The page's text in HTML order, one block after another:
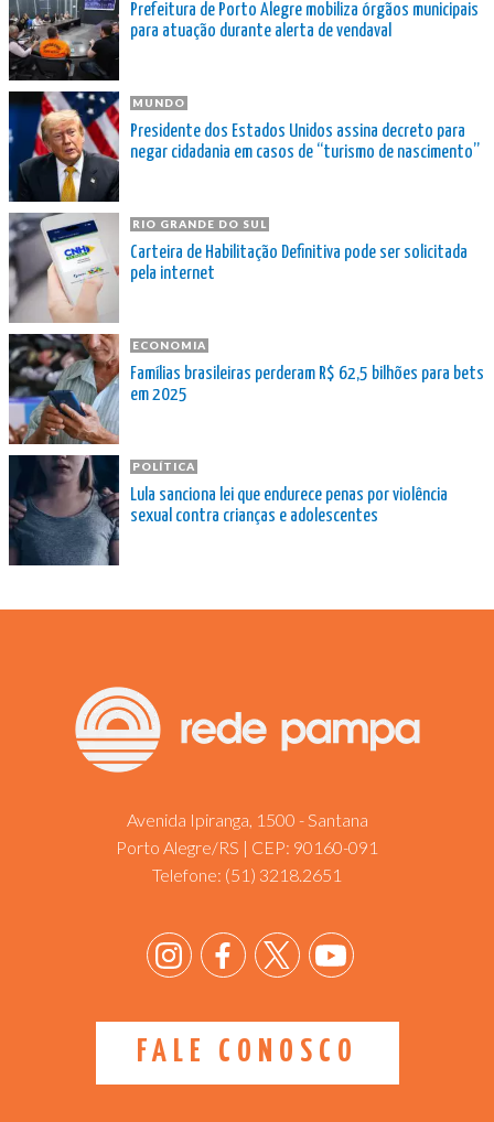
Prefeitura de Porto Alegre mobiliza órgãos municipais
para atuação durante alerta de vendaval
MUNDO
Presidente dos Estados Unidos assina decreto para
negar cidadania em casos de “turismo de nascimento”
RIO GRANDE DO SUL
Carteira de Habilitação Definitiva pode ser solicitada
pela internet
ECONOMIA
Famílias brasileiras perderam R$ 62,5 bilhões para bets
em 2025
POLÍTICA
Lula sanciona lei que endurece penas por violência
sexual contra crianças e adolescentes
Avenida Ipiranga, 1500 - Santana
Porto Alegre/RS | CEP: 90160-091
Telefone: (51) 3218.2651
FALE CONOSCO